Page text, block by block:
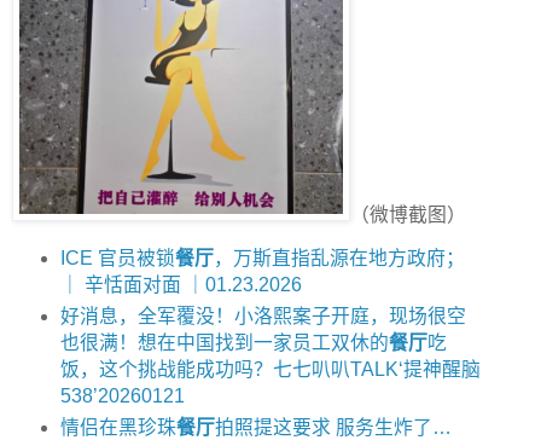
（微博截图）
ICE 官员被锁餐厅，万斯直指乱源在地方政府；
｜ 辛恬面对面 ｜01.23.2026
好消息，全军覆没！小洛熙案子开庭，现场很空
也很满！想在中国找到一家员工双休的餐厅吃
饭，这个挑战能成功吗？七七叭叭TALK‘提神醒脑
538’20260121
情侣在黑珍珠餐厅拍照提这要求 服务生炸了…